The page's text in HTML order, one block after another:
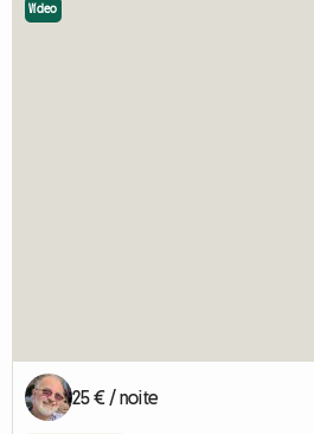
Vídeo
25 € / noite